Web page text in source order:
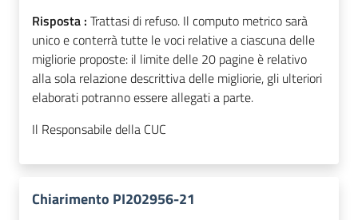
Risposta : Trattasi di refuso. Il computo metrico sarà
unico e conterrà tutte le voci relative a ciascuna delle
migliorie proposte: il limite delle 20 pagine è relativo
alla sola relazione descrittiva delle migliorie, gli ulteriori
elaborati potranno essere allegati a parte.
Il Responsabile della CUC
Chiarimento PI202956-21